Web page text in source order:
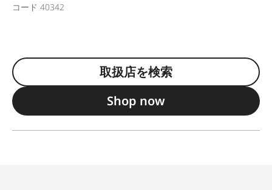
コード 40342
取扱店を検索
Shop now